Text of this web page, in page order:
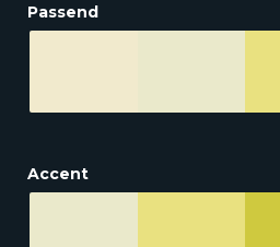
Passend
Accent